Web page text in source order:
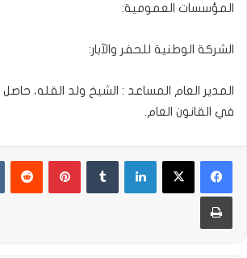
المؤسسات العمومية:
الشركة الوطنية للحفر والآبار:
المدير العام المساعد : الشيخ ولد القله،
في القانون العام.
لينكدإن بينتيريست
طباعة